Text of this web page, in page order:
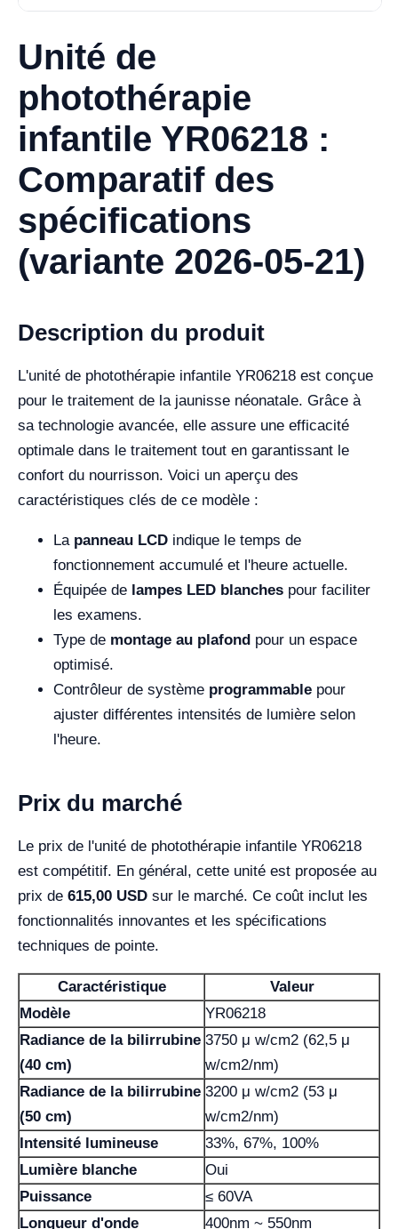
Unité de
photothérapie
infantile YR06218 :
Comparatif des
spécifications
(variante 2026-05-21)
Description du produit
L'unité de photothérapie infantile YR06218 est conçue
pour le traitement de la jaunisse néonatale. Grâce à
sa technologie avancée, elle assure une efficacité
optimale dans le traitement tout en garantissant le
confort du nourrisson. Voici un aperçu des
caractéristiques clés de ce modèle :
La panneau LCD indique le temps de
fonctionnement accumulé et l'heure actuelle.
Équipée de lampes LED blanches pour faciliter
les examens.
Type de montage au plafond pour un espace
optimisé.
Contrôleur de système programmable pour
ajuster différentes intensités de lumière selon
l'heure.
Prix du marché
Le prix de l'unité de photothérapie infantile YR06218
est compétitif. En général, cette unité est proposée au
prix de 615,00 USD sur le marché. Ce coût inclut les
fonctionnalités innovantes et les spécifications
techniques de pointe.
Caractéristique
Valeur
Modèle
YR06218
Radiance de la bilirrubine
(40 cm)
3750 μ w/cm2 (62,5 μ
w/cm2/nm)
Radiance de la bilirrubine
(50 cm)
3200 μ w/cm2 (53 μ
w/cm2/nm)
Intensité lumineuse
33%, 67%, 100%
Lumière blanche
Oui
Puissance
≤ 60VA
Longueur d'onde
400nm ~ 550nm